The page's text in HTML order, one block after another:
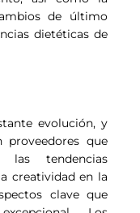
de último
dietéticas de
evolución, y
proveedores que
tendencias
creatividad en la
clave que